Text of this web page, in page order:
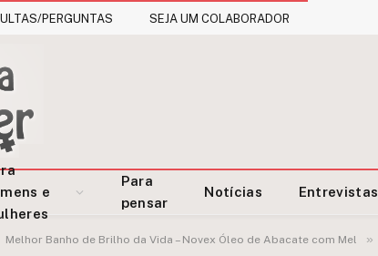
PERGUNTAS SEJA UM COLABORADOR
e
Para
pensar
Notícias Entrevistas
Melhor Banho de Brilho da Vida – Novex Óleo de Abacate com Mel »